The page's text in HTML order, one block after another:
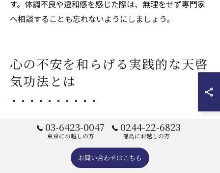
す。体調不良や違和感を感じた際は、無理をせず専門家
へ相談することも忘れないようにしましょう。
心の不安を和らげる実践的な天啓
気功法とは
天啓気功治療法で心の不安に寄り添う秘訣
天啓気功治療法は、緑内障に伴うストレスや不安の緩和
に特化したエネルギー療法です。最大の特徴は、心身の
03-6423-0047
東京にお越しの方
0244-22-6823
福島にお越しの方
お問い合わせはこちら